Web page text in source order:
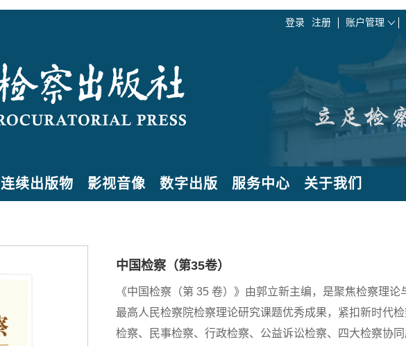
登录 注册 账户管理
连续出版物 影视音像 数字出版 服务中心 关于我们
中国检察（第35卷）
《中国检察（第 35 卷）》由郭立新主编，是聚焦检察理
最高人民检察院检察理论研究课题优秀成果，紧扣新时代
检察、民事检察、行政检察、公益诉讼检察、四大检察协